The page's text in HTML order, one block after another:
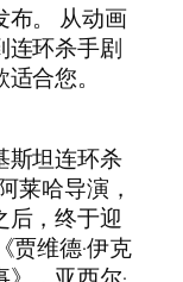
布。 从动画
连环杀手剧
合您。
斯坦连环杀
莱哈导演，
后，终于迎
贾维德·伊克